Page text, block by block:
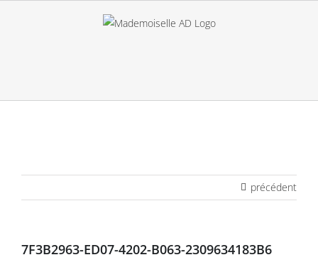
précédent
7F3B2963-ED07-4202-B063-2309634183B6